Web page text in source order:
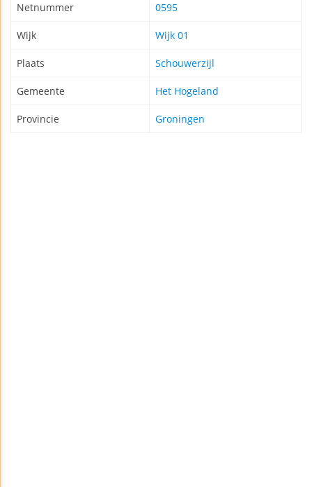
Netnummer 0595
Wijk Wijk 01
Plaats Schouwerzijl
Gemeente Het Hogeland
Provincie Groningen